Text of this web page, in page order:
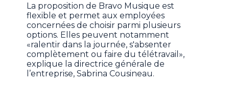
La proposition de Bravo Musique est
flexible et permet aux employées
concernées de choisir parmi plusieurs
options. Elles peuvent notamment
«ralentir dans la journée, s'absenter
complètement ou faire du télétravail»,
explique la directrice générale de
l’entreprise, Sabrina Cousineau.